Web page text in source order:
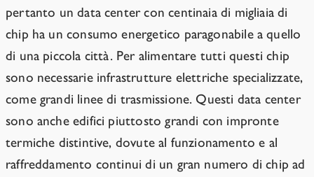
pertanto un data center con centinaia di migliaia di
chip ha un consumo energetico paragonabile a quello
di una piccola città. Per alimentare tutti questi chip
sono necessarie infrastrutture elettriche specializzate,
come grandi linee di trasmissione. Questi data center
sono anche edifici piuttosto grandi con impronte
termiche distintive, dovute al funzionamento e al
raffreddamento continui di un gran numero di chip ad